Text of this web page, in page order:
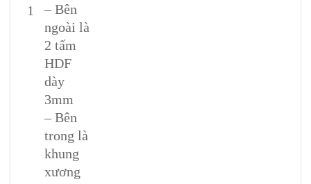
1
– Bên
ngoài là
2 tấm
HDF
dày
3mm
– Bên
trong là
khung
xương